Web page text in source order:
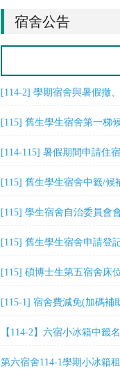
宿舍公告
[114-2] 學期宿舍與暑假撤
[115] 舊生學生宿舍第一梯
[114-115] 暑假期間申請住
[115] 舊生學生宿舍中籤/候
[115] 學生宿舍自治委員會
[115] 舊生學生宿舍申請登
[115] 碩博士生第五宿舍床
[115-1] 宿舍費減免(加碼補
【114-2】六宿小冰箱中籤
第六宿舍114-1學期小冰箱